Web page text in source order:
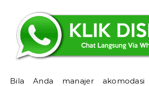
Bila Anda manajer